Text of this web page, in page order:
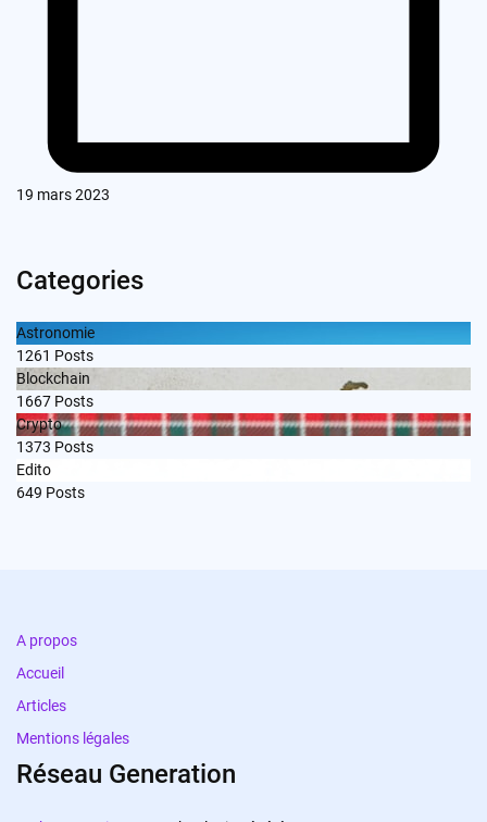
19 mars 2023
Categories
Astronomie
1261 Posts
Blockchain
1667 Posts
Crypto
1373 Posts
Edito
649 Posts
A propos
Accueil
Articles
Mentions légales
Réseau Generation